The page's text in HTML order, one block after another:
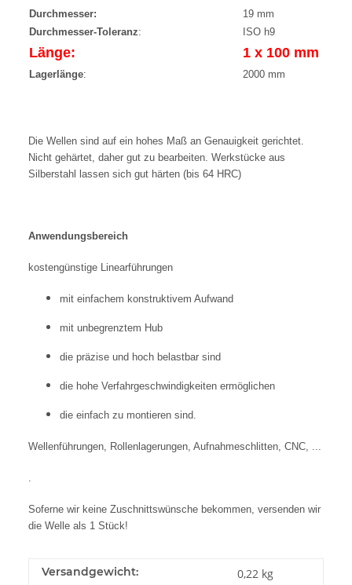
Durchmesser:
19 mm
Durchmesser-Toleranz: ISO h9
Länge: 1 x 100 mm
Lagerlänge: 2000 mm
Die Wellen sind auf ein hohes Maß an Genauigkeit gerichtet.
Nicht gehärtet, daher gut zu bearbeiten. Werkstücke aus
Silberstahl lassen sich gut härten (bis 64 HRC)
Anwendungsbereich
kostengünstige Linearführungen
mit einfachem konstruktivem Aufwand
mit unbegrenztem Hub
die präzise und hoch belastbar sind
die hohe Verfahrgeschwindigkeiten ermöglichen
die einfach zu montieren sind.
Wellenführungen, Rollenlagerungen, Aufnahmeschlitten, CNC, ...
Soferne wir keine Zuschnittswünsche bekommen, versenden wir
die Welle als 1 Stück!
Versandgewicht: 0,22 kg